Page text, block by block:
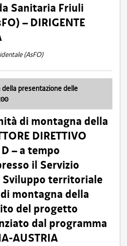
Sanitaria Friuli
– DIRIGENTE
(AsFO)
della presentazione delle
di montagna della
DIRETTIVO
– a tempo
il Servizio
Sviluppo territoriale
montagna della
del progetto
dal programma
AUSTRIA